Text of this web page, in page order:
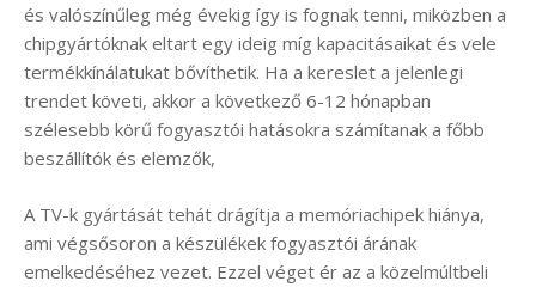
és valószínűleg még évekig így is fognak tenni, miközben a
chipgyártóknak eltart egy ideig míg kapacitásaikat és vele
termékkínálatukat bővíthetik. Ha a kereslet a jelenlegi
trendet követi, akkor a következő 6-12 hónapban
szélesebb körű fogyasztói hatásokra számítanak a főbb
beszállítók és elemzők,
A TV-k gyártását tehát drágítja a memóriachipek hiánya,
ami végsősoron a készülékek fogyasztói árának
emelkedéséhez vezet. Ezzel véget ér az a közelmúltbeli